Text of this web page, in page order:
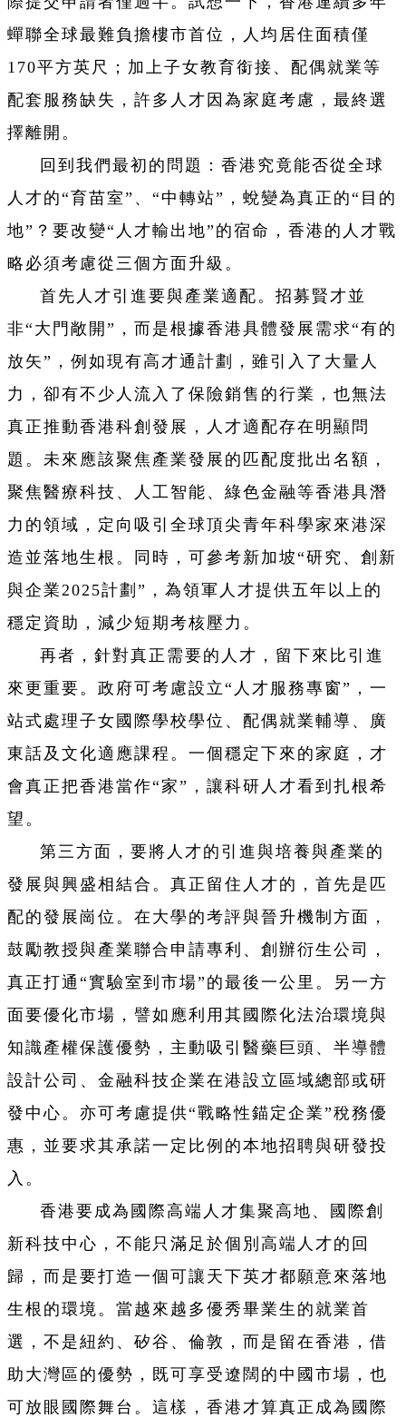
蟬聯全球最難負擔樓市首位，人均居住面積僅
170平方英尺；加上子女教育銜接、配偶就業等
配套服務缺失，許多人才因為家庭考慮，最終選
擇離開。
回到我們最初的問題：香港究竟能否從全球
人才的“育苗室”、“中轉站”，蛻變為真正的“目的
地”？要改變“人才輸出地”的宿命，香港的人才戰
略必須考慮從三個方面升級。
首先人才引進要與產業適配。招募賢才並
非“大門敞開”，而是根據香港具體發展需求“有的
放矢”，例如現有高才通計劃，雖引入了大量人
力，卻有不少人流入了保險銷售的行業，也無法
真正推動香港科創發展，人才適配存在明顯問
題。未來應該聚焦產業發展的匹配度批出名額，
聚焦醫療科技、人工智能、綠色金融等香港具潛
力的領域，定向吸引全球頂尖青年科學家來港深
造並落地生根。同時，可參考新加坡“研究、創新
與企業2025計劃”，為領軍人才提供五年以上的
穩定資助，減少短期考核壓力。
再者，針對真正需要的人才，留下來比引進
來更重要。政府可考慮設立“人才服務專窗”，一
站式處理子女國際學校學位、配偶就業輔導、廣
東話及文化適應課程。一個穩定下來的家庭，才
會真正把香港當作“家”，讓科研人才看到扎根希
望。
第三方面，要將人才的引進與培養與產業的
發展與興盛相結合。真正留住人才的，首先是匹
配的發展崗位。在大學的考評與晉升機制方面，
鼓勵教授與產業聯合申請專利、創辦衍生公司，
真正打通“實驗室到市場”的最後一公里。另一方
面要優化市場，譬如應利用其國際化法治環境與
知識產權保護優勢，主動吸引醫藥巨頭、半導體
設計公司、金融科技企業在港設立區域總部或研
發中心。亦可考慮提供“戰略性錨定企業”稅務優
惠，並要求其承諾一定比例的本地招聘與研發投
入。
香港要成為國際高端人才集聚高地、國際創
新科技中心，不能只滿足於個別高端人才的回
歸，而是要打造一個可讓天下英才都願意來落地
生根的環境。當越來越多優秀畢業生的就業首
選，不是紐約、矽谷、倫敦，而是留在香港，借
助大灣區的優勢，既可享受遼闊的中國市場，也
可放眼國際舞台。這樣，香港才算真正成為國際